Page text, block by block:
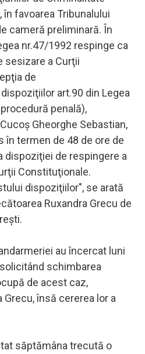
favoarea Tribunalului
cameră preliminară. În
nr.47/1992 respinge ca
sesizare a Curţii
de
art.90 din Legea
penală),
Gheorghe Sebastian,
în termen de 48 de ore de
dispoziţiei de respingere a
Constituţionale.
dispoziţiilor", se arată
Ruxandra Grecu de
au încercat luni
schimbarea
de acest caz,
însă cererea lor a
săptămâna trecută o